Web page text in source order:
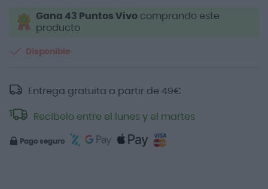
Gana 43 Puntos Vivo comprando este
producto
Disponible
Entrega gratuita a partir de 49€
Recíbelo entre el lunes y el martes
Pago seguro